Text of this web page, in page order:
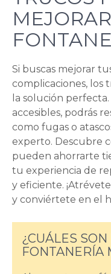
Si buscas mejorar
complicaciones, los
la solución
accesibles, podrás
como fugas o
experto. Descubre
pueden ahorrarte
tu experiencia de
y eficiente.
y conviértete en el
¿CUÁLES
FONTANERÍA